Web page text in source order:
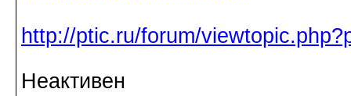
http://ptic.ru/forum/
Неактивен